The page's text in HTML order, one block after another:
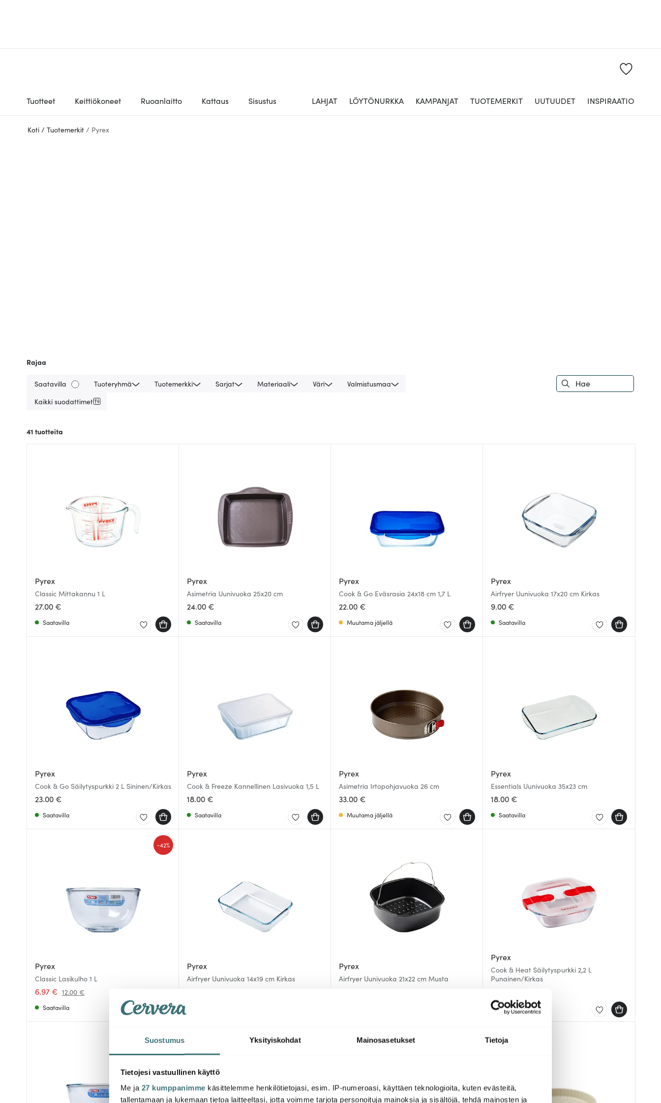
Suostumus Yksityiskohdat Mainosasetukset Tietoja
Tietojesi vastuullinen käyttö
Me ja 27 kumppanimme käsittelemme henkilötietojasi, esim. IP-numeroasi, käyttäen teknologioita, kuten evästeitä,
tallentamaan ja lukemaan tietoa laitteeltasi, jotta voimme tarjota personoituja mainoksia ja sisältöjä, tehdä mainosten ja
Tuotteet Keittiökoneet Ruoanlaitto Kattaus Sisustus LAHJAT LÖYTÖNURKKA KAMPANJAT TUOTEMERKIT UUTUUDET INSPIRAATIO
Koti / Tuotemerkit / Pyrex
Rajaa
Saatavilla Tuoteryhmä Tuotemerkki Sarjat Materiaali Väri
Valmistusmaa
Kaikki suodattimet
41 tuotteita
Pyrex
Classic Mittakannu 1 L
27.00 €
Saatavilla
Pyrex
Asimetria Uunivuoka 25x20 cm
24.00 €
Saatavilla
Pyrex
Cook & Go Eväsrasia 24x18 cm 1,7 L
22.00 €
Muutama jäljellä
Pyrex
Airfryer Uunivuoka 17x20 cm Kirkas
9.00 €
Saatavilla
Pyrex
Cook & Go Säilytyspurkki 2 L Sininen/Kirkas
23.00 €
Saatavilla
Pyrex
Cook & Freeze Kannellinen Lasivuoka 1,5 L
18.00 €
Saatavilla
Pyrex
Asimetria Irtopohjavuoka 26 cm
33.00 €
Muutama jäljellä
Pyrex
Essentials Uunivuoka 35x23 cm
18.00 €
Saatavilla
Pyrex
Classic Lasikulho 1 L
6.97 € 12.00 €
-42%
Saatavilla
Pyrex
Airfryer Uunivuoka 14x19 cm Kirkas
Pyrex
Airfryer Uunivuoka 21x22 cm Musta
Pyrex
Cook & Heat Säilytyspurkki 2,2 L
Punainen/Kirkas
Muutama jäljellä
46%